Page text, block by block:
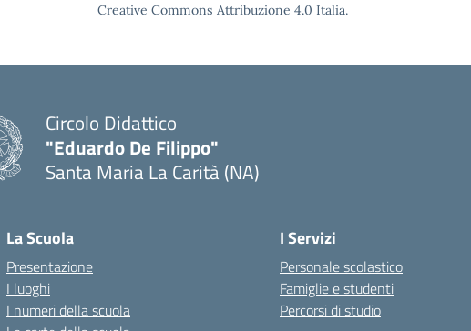
Creative Commons Attribuzione 4.0 Italia.
Circolo Didattico
"Eduardo De Filippo"
Santa Maria La Carità (NA)
La Scuola
Presentazione
I luoghi
I numeri della scuola
I Servizi
Personale scolastico
Famiglie e studenti
Percorsi di studio